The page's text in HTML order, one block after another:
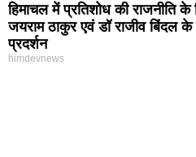
हिमाचल में प्रतिशोध की राजनीति
जयराम ठाकुर एवं डॉ राजीव बिंदल
प्रदर्शन
himdevnews